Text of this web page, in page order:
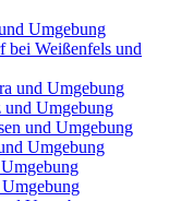
Umgebung
Weißenfels und
und Umgebung
Umgebung
und Umgebung
Umgebung